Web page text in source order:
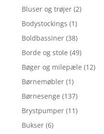
Bluser og trøjer (2)
Bodystockings (1)
Boldbassiner (38)
Borde og stole (49)
Bøger og milepæle (12)
Børnemøbler (1)
Børnesenge (137)
Brystpumper (11)
Bukser (6)